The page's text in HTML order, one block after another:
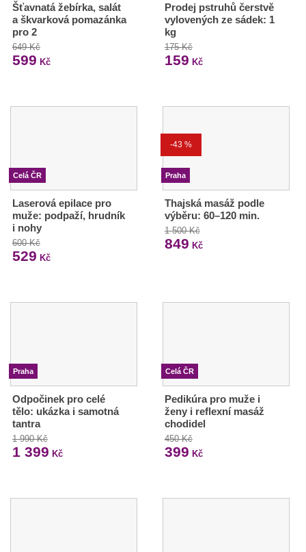
Šťavnatá žebírka, salát
a škvarková pomazánka
pro 2
649 Kč
599 Kč
Prodej pstruhů čerstvě
vylovených ze sádek: 1
kg
175 Kč
159 Kč
Celá ČR
Laserová epilace pro
muže: podpaží, hrudník
i nohy
600 Kč
529 Kč
-43 %
Praha
Thajská masáž podle
výběru: 60–120 min.
1 500 Kč
849 Kč
Praha
Odpočinek pro celé
tělo: ukázka i samotná
tantra
1 990 Kč
1 399 Kč
Celá ČR
Pedikúra pro muže i
ženy i reflexní masáž
chodidel
450 Kč
399 Kč